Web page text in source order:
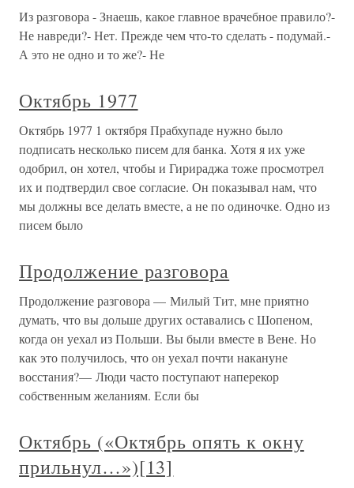
Из разговора - Знаешь, какое главное врачебное правило?-
Не навреди?- Нет. Прежде чем что-то сделать - подумай.-
А это не одно и то же?- Не
Октябрь 1977
Октябрь 1977 1 октября Прабхупаде нужно было
подписать несколько писем для банка. Хотя я их уже
одобрил, он хотел, чтобы и Гирираджа тоже просмотрел
их и подтвердил свое согласие. Он показывал нам, что
мы должны все делать вместе, а не по одиночке. Одно из
писем было
Продолжение разговора
Продолжение разговора — Милый Тит, мне приятно
думать, что вы дольше других оставались с Шопеном,
когда он уехал из Польши. Вы были вместе в Вене. Но
как это получилось, что он уехал почти накануне
восстания?— Люди часто поступают наперекор
собственным желаниям. Если бы
Октябрь («Октябрь опять к окну
прильнул…»)[13]